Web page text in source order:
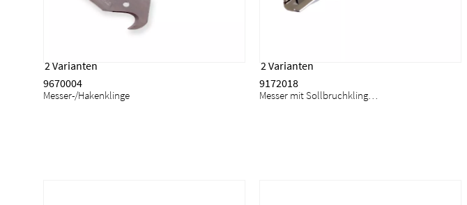
Messer-/Hakenklinge
9670004
2 Varianten
Messer mit Sollbruchklinge, Pro Cutter
9172018
2 Varianten